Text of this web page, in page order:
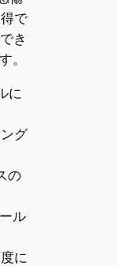
で
き
。
に
グ
の
ル
に